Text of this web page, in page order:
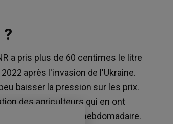
a pris plus de 60 centimes le litre
après l'invasion de l'Ukraine.
baisser la pression sur les prix.
des agriculteurs qui en ont
d’évolution hebdomadaire.